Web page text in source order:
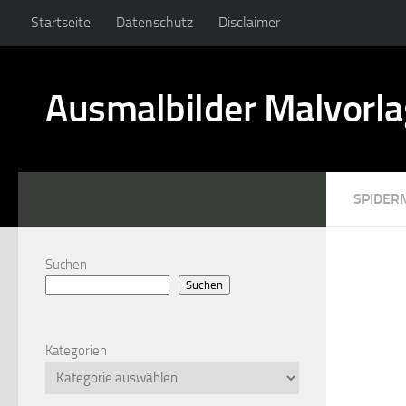
Startseite Datenschutz Disclaimer
Ausmalbilder
Suchen
Suchen
Kategorien